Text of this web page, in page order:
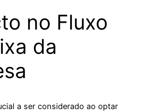
no Fluxo
da
a ser considerado ao optar